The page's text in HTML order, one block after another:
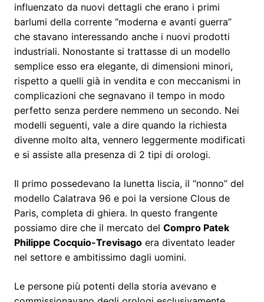
influenzato da nuovi dettagli che erano i primi
barlumi della corrente “moderna e avanti guerra”
che stavano interessando anche i nuovi prodotti
industriali. Nonostante si trattasse di un modello
semplice esso era elegante, di dimensioni minori,
rispetto a quelli già in vendita e con meccanismi in
complicazioni che segnavano il tempo in modo
perfetto senza perdere nemmeno un secondo. Nei
modelli seguenti, vale a dire quando la richiesta
divenne molto alta, vennero leggermente modificati
e si assiste alla presenza di 2 tipi di orologi.
Il primo possedevano la lunetta liscia, il “nonno” del
modello Calatrava 96 e poi la versione Clous de
Paris, completa di ghiera. In questo frangente
possiamo dire che il mercato del Compro Patek
Philippe Cocquio-Trevisago era diventato leader
nel settore e ambitissimo dagli uomini.
Le persone più potenti della storia avevano e